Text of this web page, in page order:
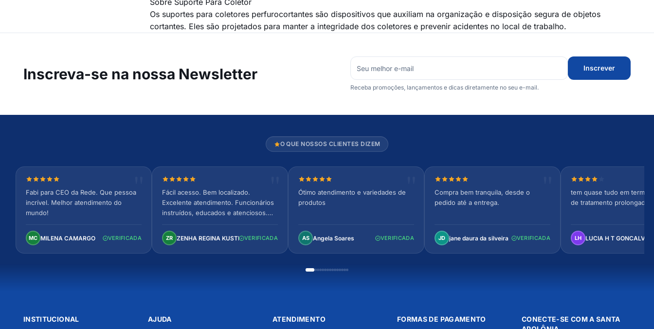
Sobre Suporte Para Coletor
Os suportes para coletores perfurocortantes são dispositivos que auxiliam na organização e disposição segura de objetos
cortantes. Eles são projetados para manter a integridade dos coletores e prevenir acidentes no local de trabalho.
Inscreva-se na nossa Newsletter Inscrever
Receba promoções, lançamentos e dicas diretamente no seu e-mail.
O QUE NOSSOS CLIENTES DIZEM
Nota 5 de 5 estrelas
Fabi para CEO da Rede. Que pessoa
incrível. Melhor atendimento do
mundo!
MC MILENA CAMARGO VERIFICADA
Nota 5 de 5 estrelas
Fácil acesso. Bem localizado.
Excelente atendimento. Funcionários
instruídos, educados e atenciosos.
confortável. Perfeito!
ZR ZENHA REGINA KUSTERVERIFICADA
Nota 5 de 5 estrelas
Ótimo atendimento e variedades de
produtos
AS Angela Soares VERIFICADA
Nota 5 de 5 estrelas
Compra bem tranquila, desde o
pedido até a entrega.
JD jane daura da silveira VERIFICADA
Nota 4 de 5 estrelas
tem quase tudo em
de tratamento prolongado
LH LUCIA H T GONCALVES
INSTITUCIONAL AJUDA ATENDIMENTO FORMAS DE PAGAMENTO
CONECTE-SE COM A SANTA